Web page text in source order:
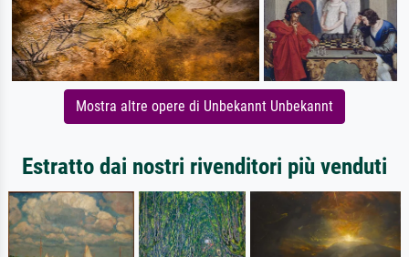
Mostra altre opere di Unbekannt Unbekannt
Estratto dai nostri rivenditori più venduti